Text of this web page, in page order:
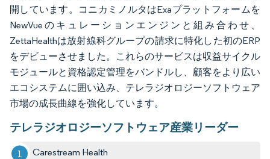
開しています。コニカミノルタはExaプラットフォームを
NewVueのキュレーションエンジンと組み合わせ、
ZettaHealthは放射線科グループの請求に特化した初のERP
をデビューさせました。これらのサービスは収益サイクル
モジュールと資格認定管理をバンドルし、顧客をより広い
エコシステムに囲い込み、テレラジオロジーソフトウェア
市場の成長曲線を強化しています。
テレラジオロジーソフトウェア産業リーダー
Carestream Health